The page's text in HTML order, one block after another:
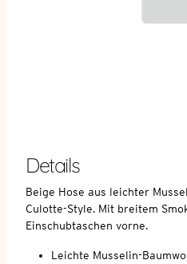
Details
Beige Hose aus leichter
Culotte-Style. Mit breitem
Einschubtaschen vorne.
Leichte Musselin-